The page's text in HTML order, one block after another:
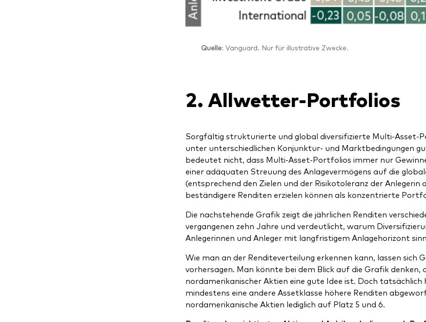
Quelle: Vanguard. Nur für illustrative Zwecke.
2. Allwetter-Portfolios
Sorgfältig strukturierte und global diversifizierte Multi-Asset-
unter unterschiedlichen Konjunktur- und Marktbedingungen
bedeutet nicht, dass Multi-Asset-Portfolios immer nur
einer adäquaten Streuung des Anlagevermögens auf die
(entsprechend den Zielen und der Risikotoleranz der Anlegerin
beständigere Renditen erzielen können als konzentrierte
Die nachstehende Grafik zeigt die jährlichen Renditen
vergangenen zehn Jahre und verdeutlicht, warum
Anlegerinnen und Anleger mit langfristigem Anlagehorizont
Wie man an der Renditeverteilung erkennen kann, lassen sich
vorhersagen. Man könnte bei dem Blick auf die Grafik denken,
nordamerikanischer Aktien eine gute Idee ist. Doch
mindestens eine andere Assetklasse höhere Renditen
nordamerikanische Aktien lediglich auf Platz 5 und 6.